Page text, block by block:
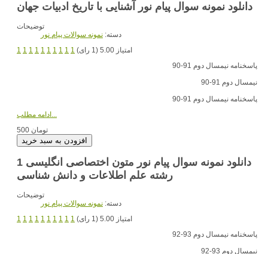
دانلود نمونه سوال پیام نور آشنایی با تاریخ ادبیات جهان
توضیحات
دسته: نمونه سوالات پیام نور
1 1 1 1 1 1 1 1 1 1
امتیاز 5.00 (1 رای)
پاسخنامه نیمسال دوم 91-90
نیمسال دوم 91-90
پاسخنامه نیمسال دوم 91-90
ادامه مطلب...
500 تومان
دانلود نمونه سوال پیام نور متون اختصاصی انگلیسی 1
رشته علم اطلاعات و دانش شناسی
توضیحات
دسته: نمونه سوالات پیام نور
1 1 1 1 1 1 1 1 1 1
امتیاز 5.00 (1 رای)
پاسخنامه نیمسال دوم 93-92
نیمسال دوم 93-92